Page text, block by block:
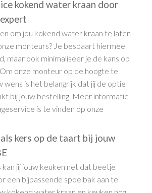
kokend water kraan door
om jou kokend water kraan te laten
monteurs? Je bespaart hiermee
maar ook minimaliseer je de kans op
onze monteur op de hoogte te
wens is het belangrijk dat jij de optie
bij jouw bestelling. Meer informatie
is te vinden op onze
kers op de taart bij jouw
jij jouw keuken net dat beetje
een bijpassende spoelbak aan te